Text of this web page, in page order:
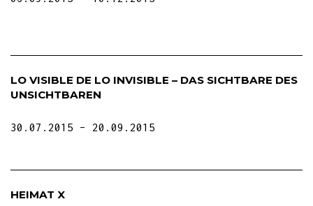
LO VISIBLE DE LO INVISIBLE – DAS SICHTBARE DES
UNSICHTBAREN
30.07.2015 20.09.2015
HEIMAT X